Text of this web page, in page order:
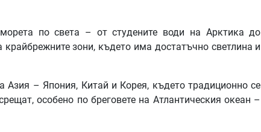
по света – от студените води на Арктика до
зони, където има достатъчно светлина и
Азия – Япония, Китай и Корея, където традиционно се
особено по бреговете на Атлантическия океан –